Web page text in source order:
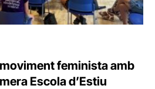
feminista amb
Escola d’Estiu